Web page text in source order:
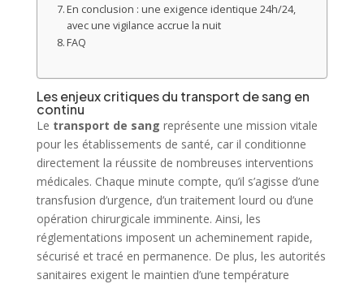
En conclusion : une exigence identique 24h/24,
avec une vigilance accrue la nuit
FAQ
Les enjeux critiques du transport de sang en
continu
Le transport de sang représente une mission vitale
pour les établissements de santé, car il conditionne
directement la réussite de nombreuses interventions
médicales. Chaque minute compte, qu’il s’agisse d’une
transfusion d’urgence, d’un traitement lourd ou d’une
opération chirurgicale imminente. Ainsi, les
réglementations imposent un acheminement rapide,
sécurisé et tracé en permanence. De plus, les autorités
sanitaires exigent le maintien d’une température